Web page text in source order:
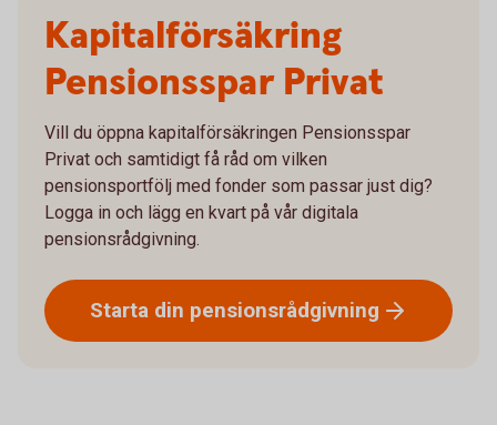
Kapitalförsäkring
Pensionsspar Privat
Vill du öppna kapitalförsäkringen Pensionsspar
Privat och samtidigt få råd om vilken
pensionsportfölj med fonder som passar just dig?
Logga in och lägg en kvart på vår digitala
pensionsrådgivning.
Starta din pensionsrådgivning